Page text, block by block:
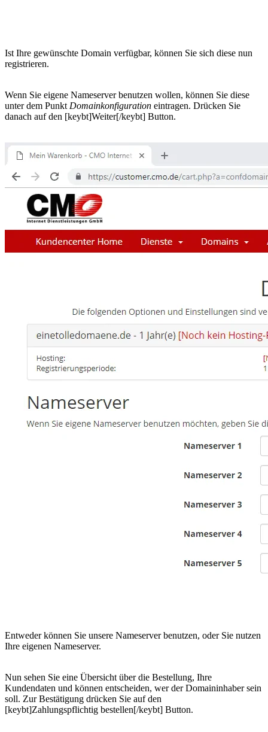
Ist Ihre gewünschte Domain verfügbar, können Sie sich diese nun
registrieren.
Wenn Sie eigene Nameserver benutzen wollen, können Sie diese
unter dem Punkt Domainkonfiguration eintragen. Drücken Sie
danach auf den [keybt]Weiter[/keybt] Button.
Entweder können Sie unsere Nameserver benutzen, oder Sie nutzen
Ihre eigenen Nameserver.
Nun sehen Sie eine Übersicht über die Bestellung, Ihre
Kundendaten und können entscheiden, wer der Domaininhaber sein
soll. Zur Bestätigung drücken Sie auf den
[keybt]Zahlungspflichtig bestellen[/keybt] Button.